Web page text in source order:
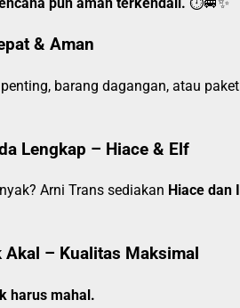
& Aman
barang dagangan, atau
Lengkap – Hiace & Elf
Arni Trans sediakan Hiace dan
Akal – Kualitas Maksimal
harus mahal.